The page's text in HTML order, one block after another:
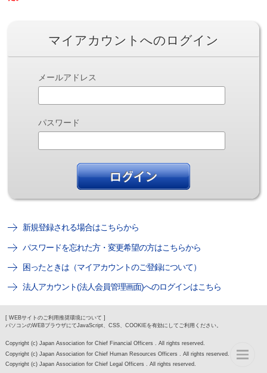
マイアカウントへのログイン
メールアドレス
パスワード
新規登録される場合はこちらから
パスワードを忘れた方・変更希望の方はこちらから
困ったときは（マイアカウントのご登録について）
法人アカウント(法人会員管理画面)へのログインはこちら
[ WEBサイトのご利用推奨環境について ]
パソコンのWEBブラウザにてJavaScript、CSS、COOKIEを有効にしてご利用ください。
Copyright (c) Japan Association for Chief Financial Officers . All rights reserved.
Copyright (c) Japan Association for Chief Human Resources Officers . All rights reserved.
Copyright (c) Japan Association for Chief Legal Officers . All rights reserved.